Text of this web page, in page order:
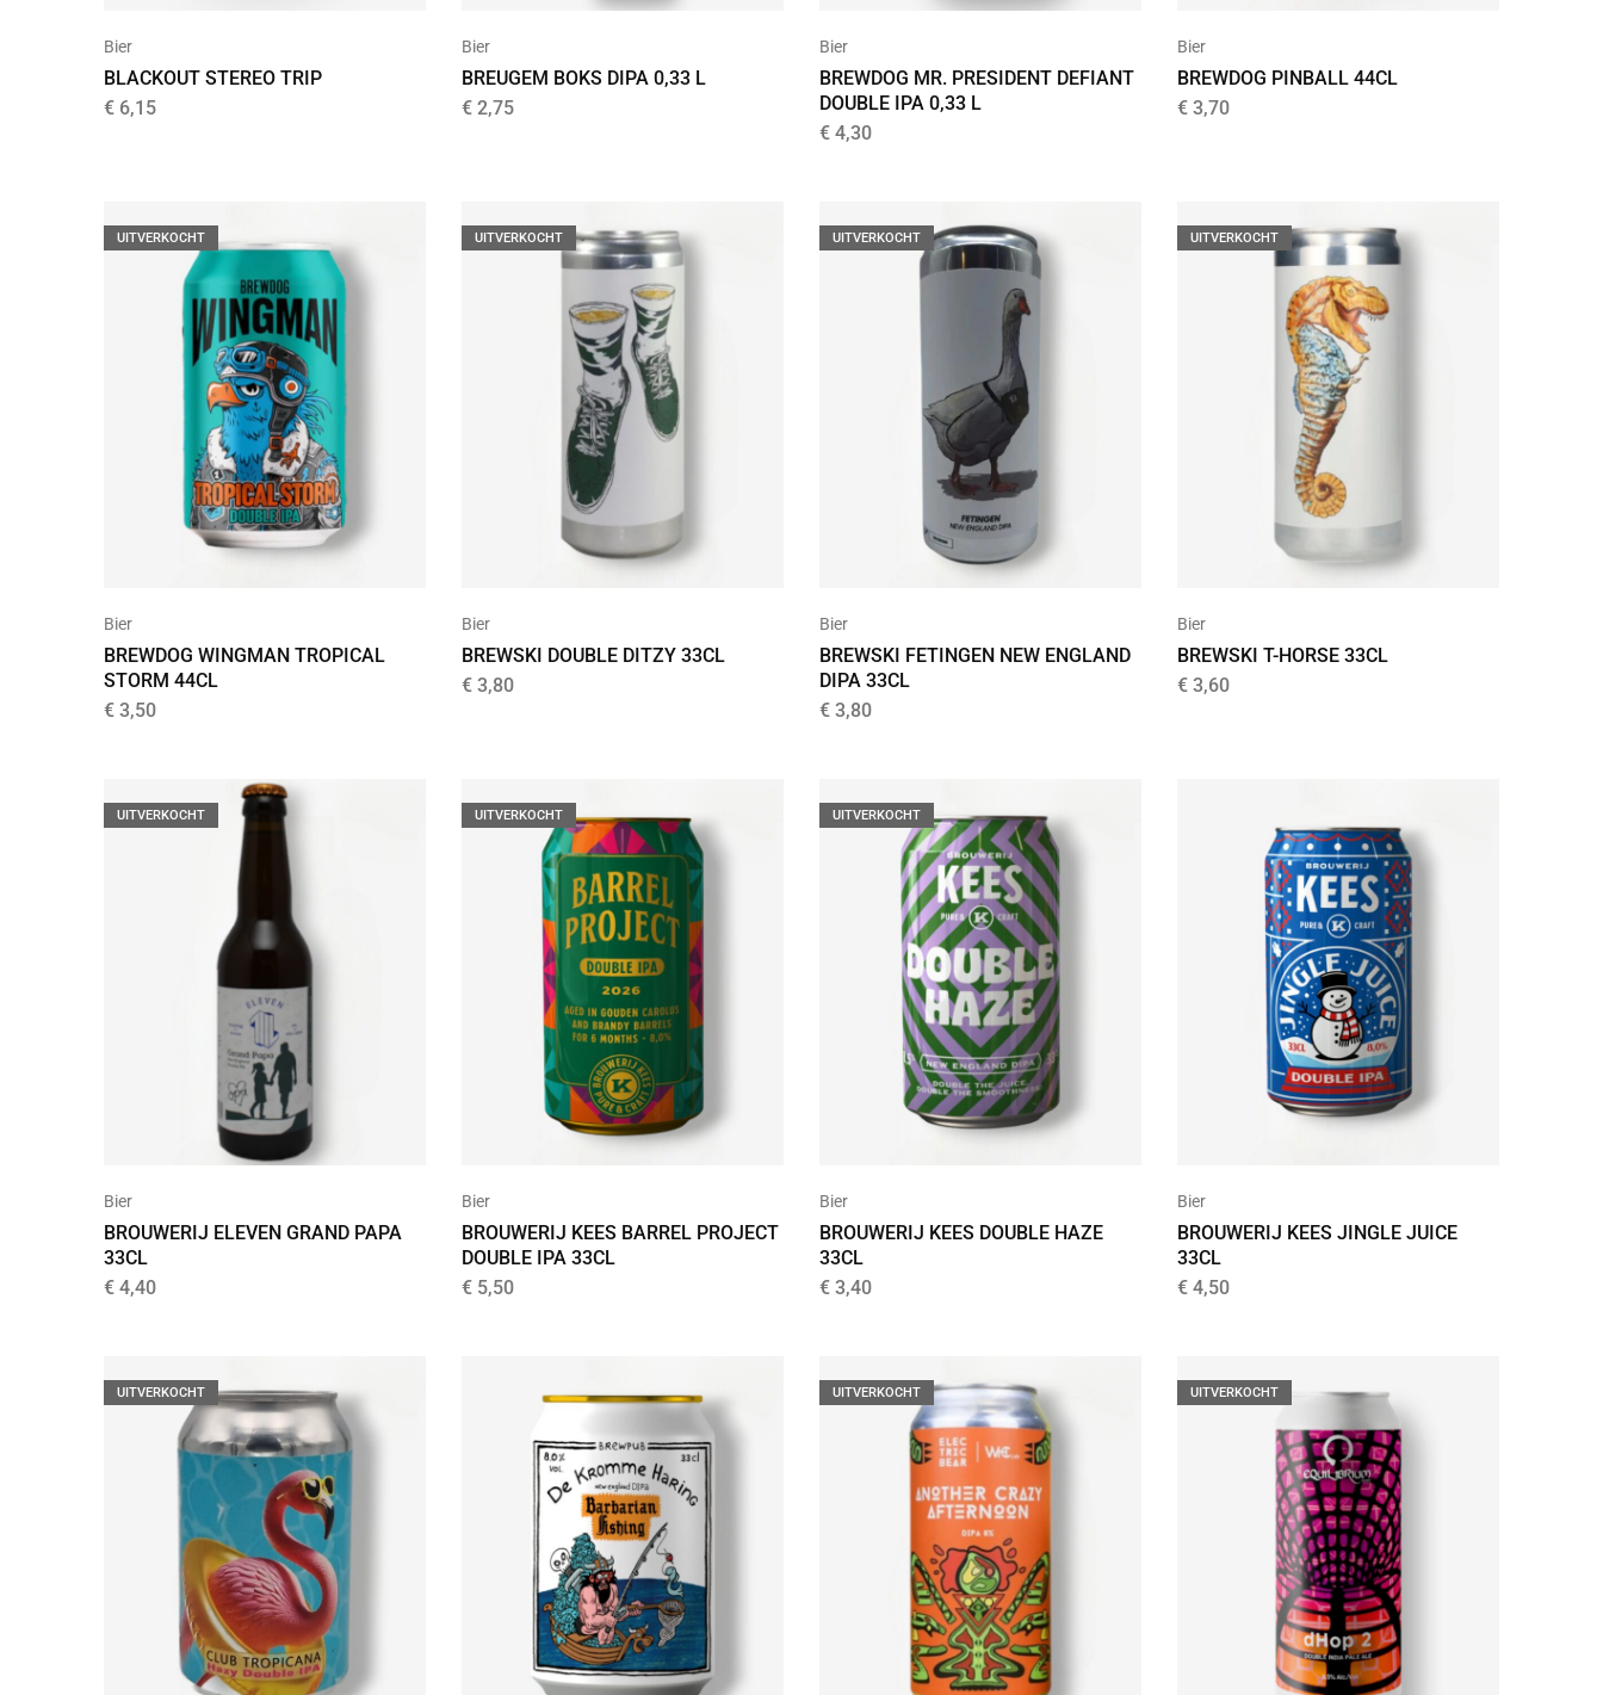
Bier
BLACKOUT STEREO TRIP
€ 6,15
Bier
BREUGEM BOKS DIPA 0,33 L
€ 2,75
Bier
BREWDOG MR. PRESIDENT DEFIANT
DOUBLE IPA 0,33 L
€ 4,30
Bier
BREWDOG PINBALL 44CL
€ 3,70
UITVERKOCHT
Bier
BREWDOG WINGMAN TROPICAL
STORM 44CL
€ 3,50
UITVERKOCHT
Bier
BREWSKI DOUBLE DITZY 33CL
€ 3,80
UITVERKOCHT
Bier
BREWSKI FETINGEN NEW ENGLAND
DIPA 33CL
€ 3,80
UITVERKOCHT
Bier
BREWSKI T-HORSE 33CL
€ 3,60
UITVERKOCHT
Bier
BROUWERIJ ELEVEN GRAND PAPA
33CL
€ 4,40
UITVERKOCHT
Bier
BROUWERIJ KEES BARREL PROJECT
DOUBLE IPA 33CL
€ 5,50
UITVERKOCHT
Bier
BROUWERIJ KEES DOUBLE HAZE
33CL
€ 3,40
Bier
BROUWERIJ KEES JINGLE JUICE
33CL
€ 4,50
UITVERKOCHT UITVERKOCHT UITVERKOCHT